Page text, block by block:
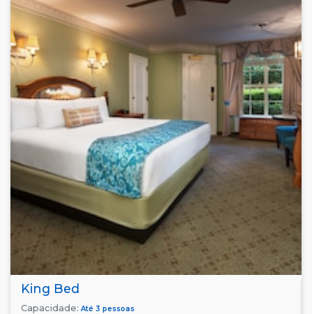
King Bed
Capacidade: Até 3 pessoas